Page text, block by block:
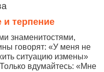
терпение
знаменитостями,
говорят: «У меня не
ситуацию измены»
вдумайтесь: «Мне